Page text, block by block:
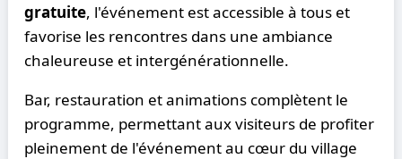
gratuite, l'événement est accessible à tous et
favorise les rencontres dans une ambiance
chaleureuse et intergénérationnelle.
Bar, restauration et animations complètent le
programme, permettant aux visiteurs de profiter
pleinement de l'événement au cœur du village